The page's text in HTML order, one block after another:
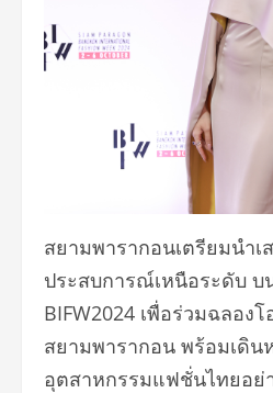
สยามพารากอนเตรียมนำ
ประสบการณ์เหนือระดับ บ
BIFW2024 เพื่อร่วมฉลอง
สยามพารากอน พร้อมเดิน
อุตสาหกรรมแฟชั่นไทยอย่